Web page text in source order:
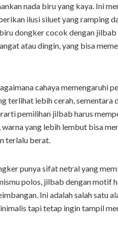
nada biru yang kaya. Ini
ilusi siluet yang ramping
dongker cocok dengan
atau dingin, yang bisa
cahaya memengaruhi
terlihat lebih cerah, sementara
pemilihan jilbab harus
yang lebih lembut bisa
terlalu berat.
punya sifat netral yang
polos, jilbab dengan motif
Ini adalah salah satu
tapi tetap ingin tampil